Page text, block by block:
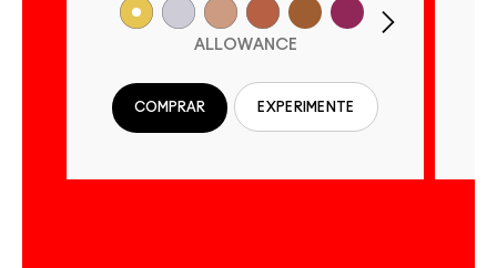
ALLOWANCE
COMPRAR EXPERIMENTE